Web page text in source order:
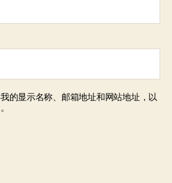
的显示名称、邮箱地址和网站地址，以